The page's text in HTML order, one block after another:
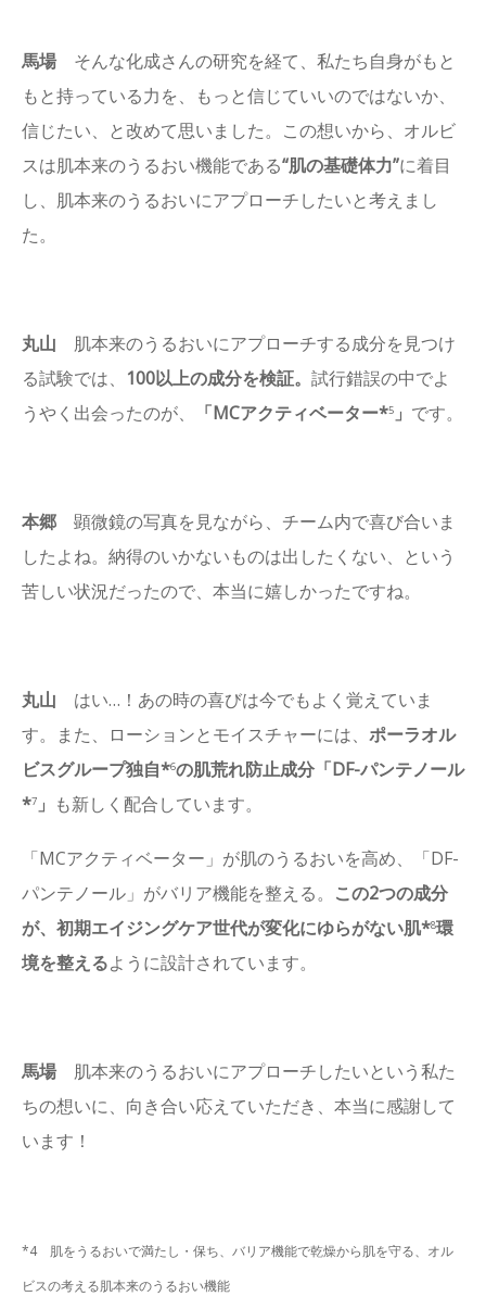
馬場 そんな化成さんの研究を経て、私たち自身がもと
もと持っている力を、もっと信じていいのではないか、
信じたい、と改めて思いました。この想いから、オルビ
スは肌本来のうるおい機能である“肌の基礎体力”に着目
し、肌本来のうるおいにアプローチしたいと考えまし
た。
丸山 肌本来のうるおいにアプローチする成分を見つけ
る試験では、 100以上の成分を検証。 試行錯誤の中でよ
うやく出会ったのが、
「MCアクティベーター*5 」 です。
本郷 顕微鏡の写真を見ながら、チーム内で喜び合いま
したよね。納得のいかないものは出したくない、という
苦しい状況だったので、本当に嬉しかったですね。
丸山 はい…！あの時の喜びは今でもよく覚えていま
す。また、ローションとモイスチャーには、 ポーラオル
ビスグループ独自*6の肌荒れ防止成分「DF-パンテノール
*7 」 も新しく配合しています。
「MCアクティベーター」が肌のうるおいを高め、「DF-
パンテノール」がバリア機能を整える。 この2つの成分
が、初期エイジングケア世代が変化にゆらがない肌*8環
境を整えるように設計されています。
馬場 肌本来のうるおいにアプローチしたいという私た
ちの想いに、向き合い応えていただき、本当に感謝して
います！
*4 肌をうるおいで満たし・保ち、バリア機能で乾燥から肌を守る、オル
ビスの考える肌本来のうるおい機能